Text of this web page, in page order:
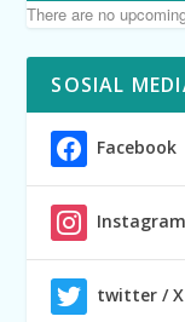
There are no
SOSIAL
Facebook
Instagram
twitter / X